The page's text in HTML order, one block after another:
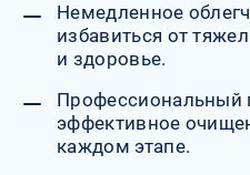
Немедленное
избавиться от
и здоровье.
Профессиональный
эффективное
каждом этапе.